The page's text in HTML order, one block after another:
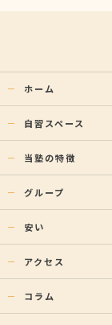
ホーム
自習スペース
当塾の特徴
グループ
安い
アクセス
コラム